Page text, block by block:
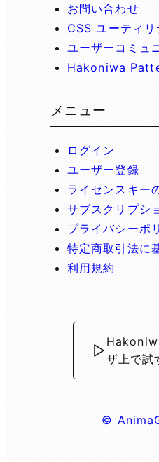
お問い合わせ
CSS ユーティリ
ユーザーコミュ
Hakoniwa
メニュー
ログイン
ユーザー登録
ライセンスキー
サブスクリプシ
プライバシーポ
特定商取引法に
利用規約
ザ上で試
©